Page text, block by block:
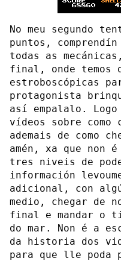
No meu segundo
puntos,
todas as
final, onde temos
estroboscópicas
protagonista
así empalalo.
vídeos sobre
ademais de como
amén, xa que non
tres niveis de
información
adicional, con
medio, chegar de
final e mandar o
do mar. Non é a
da historia dos
para que lle poda